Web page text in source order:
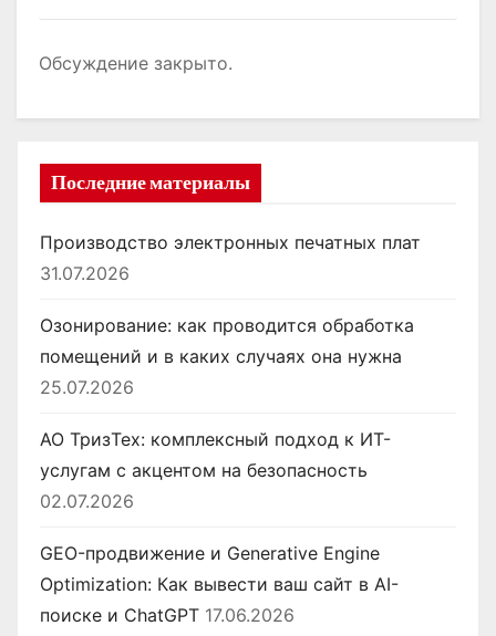
Обсуждение закрыто.
Последние материалы
Производство электронных печатных плат
31.07.2026
Озонирование: как проводится обработка
помещений и в каких случаях она нужна
25.07.2026
АО ТризТех: комплексный подход к ИТ-
услугам с акцентом на безопасность
02.07.2026
GEO-продвижение и Generative Engine
Optimization: Как вывести ваш сайт в AI-
поиске и ChatGPT 17.06.2026